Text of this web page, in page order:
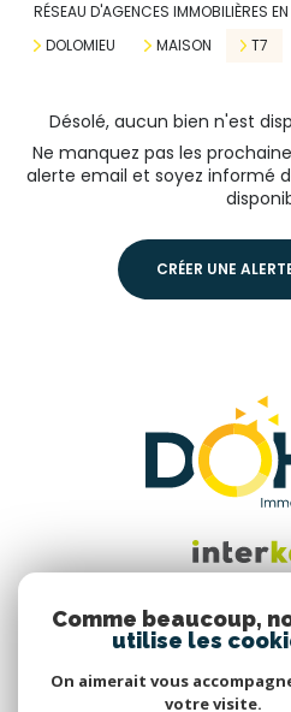
RÉSEAU D'AGENCES IMMOBILIÈRES
DOLOMIEU
MAISON T7
Désolé, aucun bien n'est
Ne manquez pas les
alerte email et soyez informé
CRÉER UNE
Nous
Comme beaucoup,
utilise les
On aimerait vous
votre visite.